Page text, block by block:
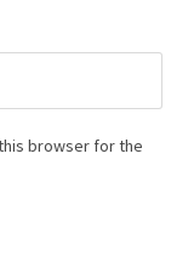
browser for the